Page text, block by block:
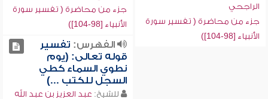
الراجحي
جزء من محاضرة ( تفسير سورة
الأنبياء [98-104])
جزء من محاضرة ( تفسير سورة
الأنبياء [98-104])
الفهرس: تفسير
قوله تعالى: (يوم
نطوي السماء كطي
السجل للكتب ...)
للشيخ: عبد العزيز بن عبد الله